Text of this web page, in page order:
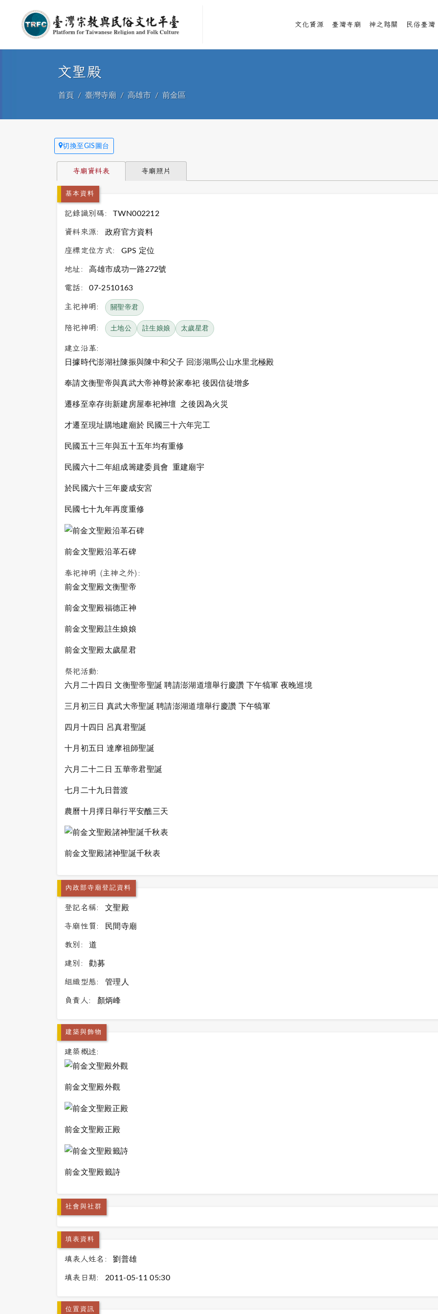
文化資源 臺灣寺廟 神之路關 民俗臺灣
文聖殿
首頁 臺灣寺廟 高雄市 前金區
切換至GIS圖台
寺廟資料表 寺廟照片
基本資料
記錄識別碼: TWN002212
資料來源: 政府官方資料
座標定位方式: GPS 定位
地址: 高雄市成功一路272號
電話: 07-2510163
主祀神明: 關聖帝君
陪祀神明: 土地公 註生娘娘 太歲星君
建立沿革:
日據時代澎湖社陳振與陳中和父子 回澎湖馬公山水里北極殿
奉請文衡聖帝與真武大帝神尊於家奉祀 後因信徒增多
遷移至幸存街新建房屋奉祀神壇 之後因為火災
才遷至現址購地建廟於 民國三十六年完工
民國五十三年與五十五年均有重修
民國六十二年組成籌建委員會 重建廟宇
於民國六十三年慶成安宮
民國七十九年再度重修
前金文聖殿沿革石碑
奉祀神明 (主神之外):
前金文聖殿文衡聖帝
前金文聖殿福德正神
前金文聖殿註生娘娘
前金文聖殿太歲星君
祭祀活動:
六月二十四日 文衡聖帝聖誕 聘請澎湖道壇舉行慶讚 下午犒軍 夜晚巡境
三月初三日 真武大帝聖誕 聘請澎湖道壇舉行慶讚 下午犒軍
四月十四日 呂真君聖誕
十月初五日 達摩祖師聖誕
六月二十二日 五華帝君聖誕
七月二十九日普渡
農曆十月擇日舉行平安醮三天
前金文聖殿諸神聖誕千秋表
內政部寺廟登記資料
登記名稱: 文聖殿
寺廟性質: 民間寺廟
教別: 道
建別: 勸募
組織型態: 管理人
負責人: 顏炳峰
建築與飾物
建築概述:
前金文聖殿外觀
前金文聖殿正殿
前金文聖殿籤詩
社會與社群
填表資料
填表人姓名: 劉普雄
填表日期: 2011-05-11 05:30
位置資訊